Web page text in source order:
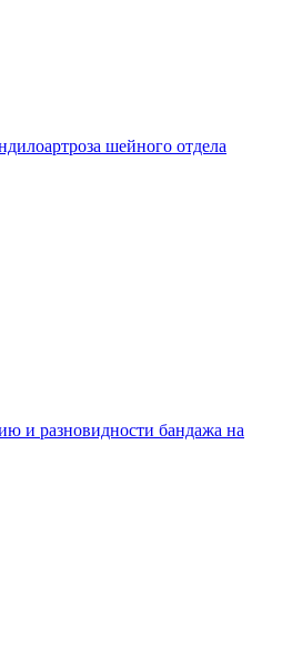
шейного отдела
и разновидности бандажа на